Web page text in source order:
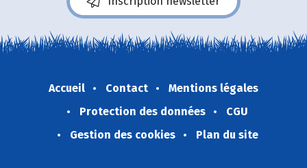
Accueil Contact
Mentions légales
Protection des données
CGU
Gestion des cookies
Plan du site